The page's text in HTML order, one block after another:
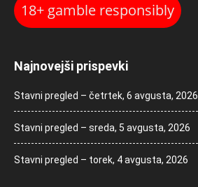
18+ gamble responsibly
Najnovejši prispevki
Stavni pregled – četrtek, 6 avgusta, 2026
Stavni pregled – sreda, 5 avgusta, 2026
Stavni pregled – torek, 4 avgusta, 2026